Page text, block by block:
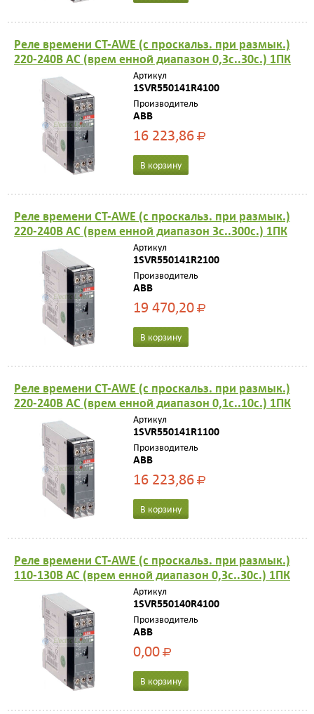
Реле времени CT-AWE (с проскальз. при размык.)
220-240В AC (врем енной диапазон 0,3с..30с.) 1ПК
Артикул
1SVR550141R4100
Производитель
ABB
16 223,86Р
В корзину
Реле времени CT-AWE (с проскальз. при размык.)
220-240В AC (врем енной диапазон 3с..300с.) 1ПК
Артикул
1SVR550141R2100
Производитель
ABB
19 470,20Р
В корзину
Реле времени CT-AWE (с проскальз. при размык.)
220-240В AC (врем енной диапазон 0,1с..10с.) 1ПК
Артикул
1SVR550141R1100
Производитель
ABB
16 223,86Р
В корзину
Реле времени CT-AWE (с проскальз. при размык.)
110-130В АС (врем енной диапазон 0,3с..30с.) 1ПК
Артикул
1SVR550140R4100
Производитель
ABB
0,00Р
В корзину